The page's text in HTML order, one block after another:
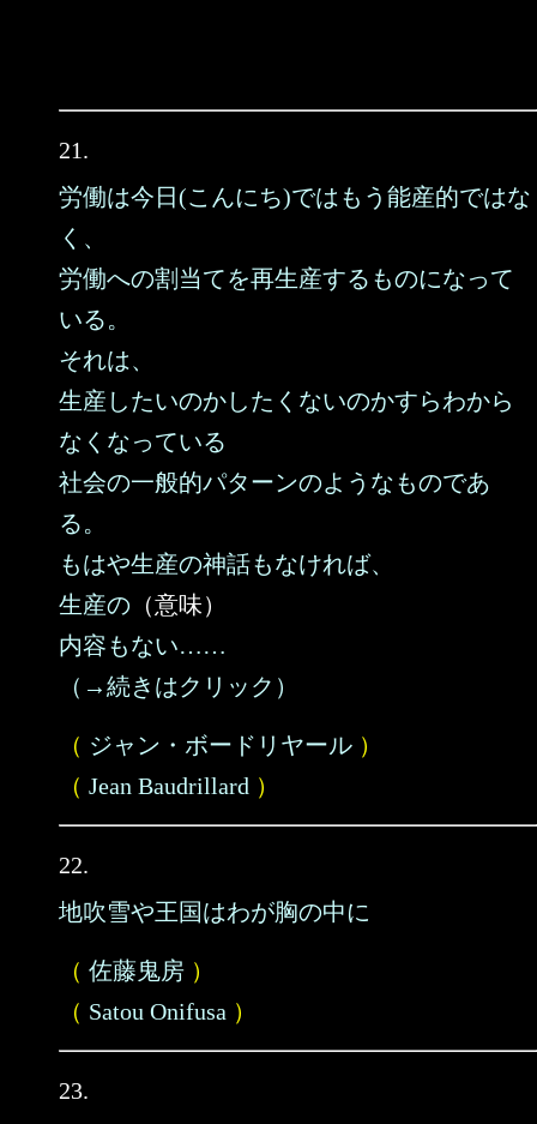
21.
労働は今日(こんにち)ではもう能産的ではな
く、
労働への割当てを再生産するものになって
いる。
それは、
生産したいのかしたくないのかすらわから
なくなっている
社会の一般的パターンのようなものであ
る。
もはや生産の神話もなければ、
生産の （意味）
内容もない……
（→続きはクリック）
（ ジャン・ボードリヤール ）
（ Jean Baudrillard ）
22.
地吹雪や王国はわが胸の中に
（ 佐藤鬼房 ）
（ Satou Onifusa ）
23.